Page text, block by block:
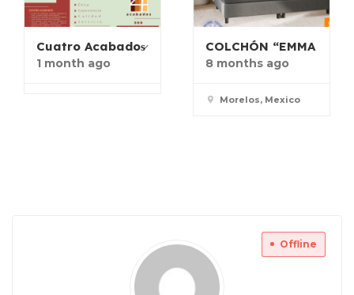
Cuatro Acabados̷
1 month ago
COLCHÓN “EMMA
8 months ago
Morelos, Mexico
Offline